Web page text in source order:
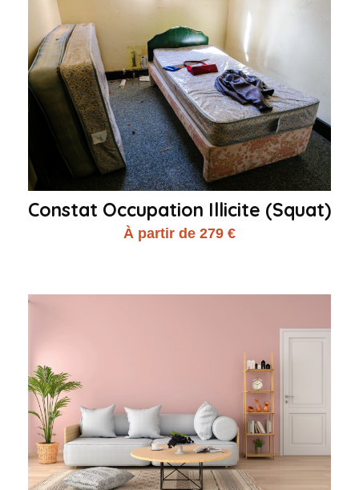
Constat Occupation Illicite (Squat)
À partir de 279 €